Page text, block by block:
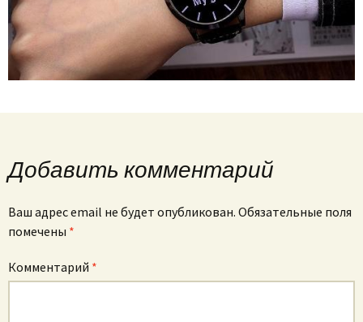
Добавить комментарий
Ваш адрес email не будет опубликован. Обязательные поля
помечены *
Комментарий *